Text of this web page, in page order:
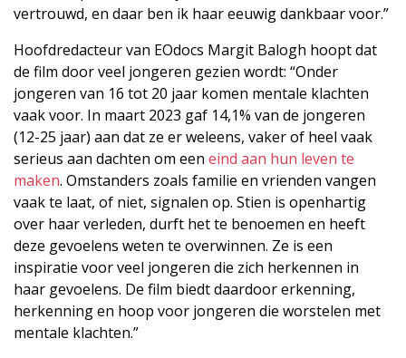
vertrouwd, en daar ben ik haar eeuwig dankbaar voor.”
Hoofdredacteur van EOdocs Margit Balogh hoopt dat
de film door veel jongeren gezien wordt: “Onder
jongeren van 16 tot 20 jaar komen mentale klachten
vaak voor. In maart 2023 gaf 14,1% van de jongeren
(12-25 jaar) aan dat ze er weleens, vaker of heel vaak
serieus aan dachten om een eind aan hun leven te
maken. Omstanders zoals familie en vrienden vangen
vaak te laat, of niet, signalen op. Stien is openhartig
over haar verleden, durft het te benoemen en heeft
deze gevoelens weten te overwinnen. Ze is een
inspiratie voor veel jongeren die zich herkennen in
haar gevoelens. De film biedt daardoor erkenning,
herkenning en hoop voor jongeren die worstelen met
mentale klachten.”